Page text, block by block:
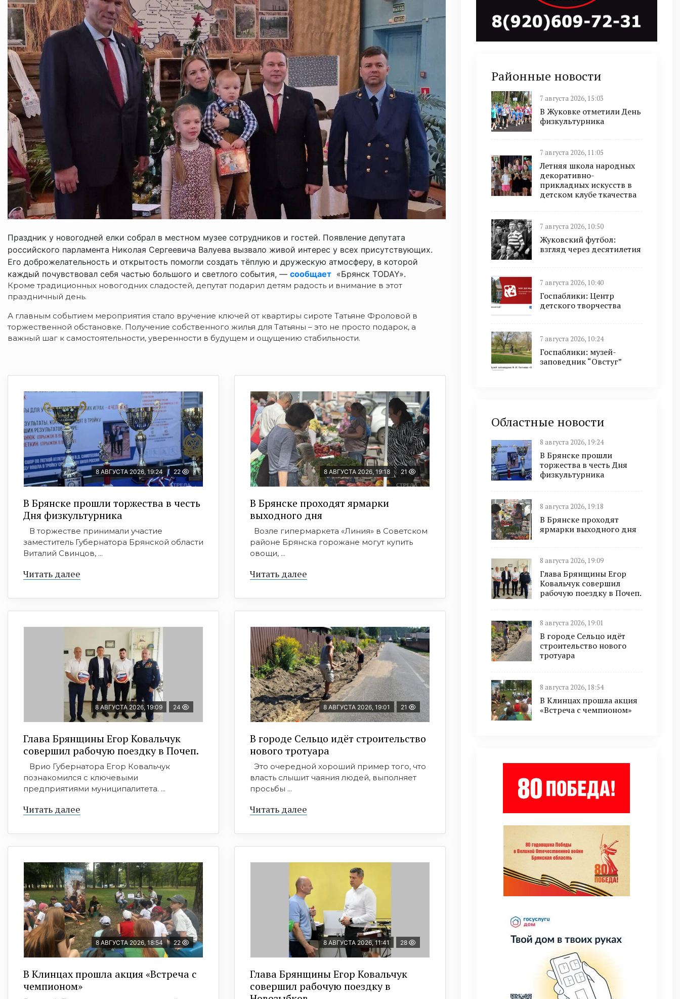
Праздник у новогодней елки собрал в местном музее сотрудников и гостей. Появление депутата
российского парламента Николая Сергеевича Валуева вызвало живой интерес у всех присутствующих.
Его доброжелательность и открытость помогли создать тёплую и дружескую атмосферу, в которой
каждый почувствовал себя частью большого и светлого события, — сообщает «Брянск TODAY».
Кроме традиционных новогодних сладостей, депутат подарил детям радость и внимание в этот
праздничный день.
А главным событием мероприятия стало вручение ключей от квартиры сироте Татьяне Фроловой в
торжественной обстановке. Получение собственного жилья для Татьяны – это не просто подарок, а
важный шаг к самостоятельности, уверенности в будущем и ощущению стабильности.
8 АВГУСТА 2026, 19:24 22
В Брянске прошли торжества в честь
Дня физкультурника
В торжестве принимали участие
заместитель Губернатора Брянской области
Виталий Свинцов, ...
Читать далее
8 АВГУСТА 2026, 19:18 21
В Брянске проходят ярмарки
выходного дня
Возле гипермаркета «Линия» в Советском
районе Брянска горожане могут купить
овощи, ...
Читать далее
8 АВГУСТА 2026, 19:09 24
Глава Брянщины Егор Ковальчук
совершил рабочую поездку в Почеп.
Врио Губернатора Егор Ковальчук
познакомился с ключевыми
предприятиями муниципалитета. ...
Читать далее
8 АВГУСТА 2026, 19:01 21
В городе Сельцо идёт строительство
нового тротуара
Это очередной хороший пример того, что
власть слышит чаяния людей, выполняет
просьбы ...
Читать далее
8 АВГУСТА 2026, 18:54 22
В Клинцах прошла акция «Встреча с
чемпионом»
8 АВГУСТА 2026, 11:41 28
Глава Брянщины Егор Ковальчук
совершил рабочую поездку в
Районные новости
7 августа 2026, 15:03
В Жуковке отметили День
физкультурника
7 августа 2026, 11:05
Летняя школа народных
декоративно-
прикладных искусств в
детском клубе ткачества
7 августа 2026, 10:50
Жуковский футбол:
взгляд через десятилетия
7 августа 2026, 10:40
Госпаблики: Центр
детского творчества
7 августа 2026, 10:24
Госпаблики: музей-
заповедник “Овстуг”
Областные новости
8 августа 2026, 19:24
В Брянске прошли
торжества в честь Дня
физкультурника
8 августа 2026, 19:18
В Брянске проходят
ярмарки выходного дня
8 августа 2026, 19:09
Глава Брянщины Егор
Ковальчук совершил
рабочую поездку в Почеп.
8 августа 2026, 19:01
В городе Сельцо идёт
строительство нового
тротуара
8 августа 2026, 18:54
В Клинцах прошла акция
«Встреча с чемпионом»